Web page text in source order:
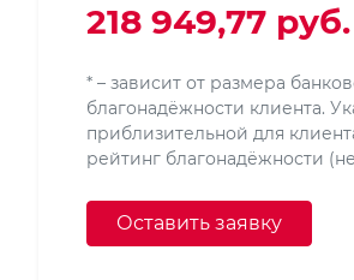
218 949,77 руб.
* – зависит от размера
благонадёжности клиента.
приблизительной для
рейтинг благонадёжности
Оставить заявку